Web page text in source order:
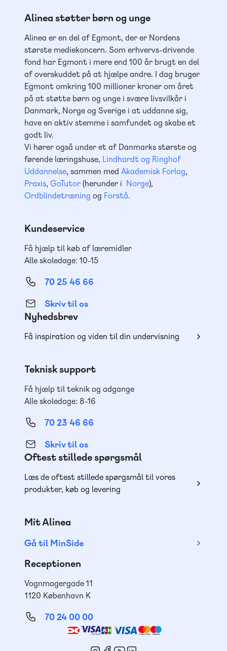
Alinea støtter børn og unge
Alinea er en del af Egmont, der er Nordens
største mediekoncern. Som erhvervs-drivende
fond har Egmont i mere end 100 år brugt en del
af overskuddet på at hjælpe andre. I dag bruger
Egmont omkring 100 millioner kroner om året
på at støtte børn og unge i svære livsvilkår i
Danmark, Norge og Sverige i at uddanne sig,
have en aktiv stemme i samfundet og skabe et
godt liv.
Vi hører også under et af Danmarks største og
førende læringshuse, Lindhardt og Ringhof
Uddannelse, sammen med Akademisk Forlag,
Praxis, GoTutor(herunder i Norge),
Ordblindetræning og Forstå.
Kundeservice
Få hjælp til køb af læremidler
Alle skoledage: 10-15
70 25 46 66
Skriv til os
Nyhedsbrev
Få inspiration og viden til din undervisning
Teknisk support
Få hjælp til teknik og adgange
Alle skoledage: 8-16
70 23 46 66
Skriv til os
Oftest stillede spørgsmål
Læs de oftest stillede spørgsmål til vores
produkter, køb og levering
Mit Alinea
Gå til MinSide
Receptionen
Vognmagergade 11
1120 København K
70 24 00 00